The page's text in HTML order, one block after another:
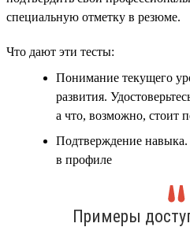
специальную отметку в резюме.
Что дают эти тесты:
Понимание текущего
развития.
а что, возможно, стоит
Подтверждение навыка.
в профиле
Примеры